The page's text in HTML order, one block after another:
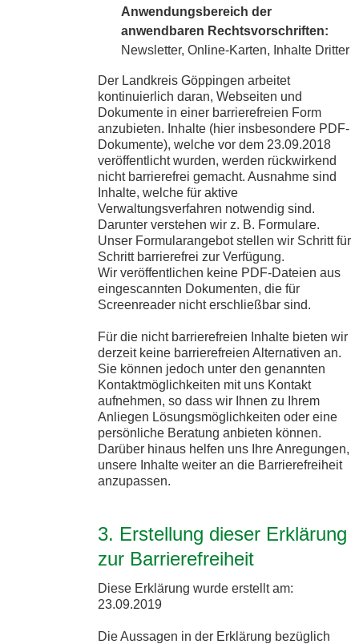
Anwendungsbereich der
anwendbaren Rechtsvorschriften:
Newsletter, Online-Karten, Inhalte Dritter
Der Landkreis Göppingen arbeitet
kontinuierlich daran, Webseiten und
Dokumente in einer barrierefreien Form
anzubieten. Inhalte (hier insbesondere PDF-
Dokumente), welche vor dem 23.09.2018
veröffentlicht wurden, werden rückwirkend
nicht barrierefrei gemacht. Ausnahme sind
Inhalte, welche für aktive
Verwaltungsverfahren notwendig sind.
Darunter verstehen wir z. B. Formulare.
Unser Formularangebot stellen wir Schritt für
Schritt barrierefrei zur Verfügung.
Wir veröffentlichen keine PDF-Dateien aus
eingescannten Dokumenten, die für
Screenreader nicht erschließbar sind.
Für die nicht barrierefreien Inhalte bieten wir
derzeit keine barrierefreien Alternativen an.
Sie können jedoch unter den genannten
Kontaktmöglichkeiten mit uns Kontakt
aufnehmen, so dass wir Ihnen zu Ihrem
Anliegen Lösungsmöglichkeiten oder eine
persönliche Beratung anbieten können.
Darüber hinaus helfen uns Ihre Anregungen,
unsere Inhalte weiter an die Barrierefreiheit
anzupassen.
3. Erstellung dieser Erklärung
zur Barrierefreiheit
Diese Erklärung wurde erstellt am:
23.09.2019
Die Aussagen in der Erklärung bezüglich